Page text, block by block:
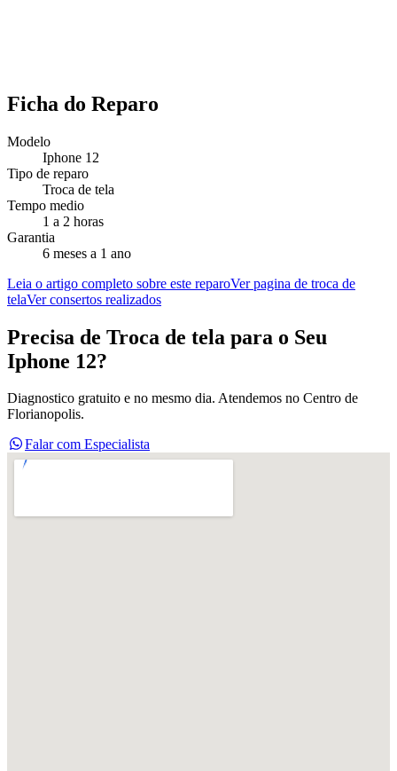
Ficha do Reparo
Modelo
Iphone 12
Tipo de reparo
Troca de tela
Tempo medio
1 a 2 horas
Garantia
6 meses a 1 ano
Leia o artigo completo sobre este reparoVer pagina de troca de
telaVer consertos realizados
Precisa de Troca de tela para o Seu
Iphone 12?
Diagnostico gratuito e no mesmo dia. Atendemos no Centro de
Florianopolis.
Falar com Especialista